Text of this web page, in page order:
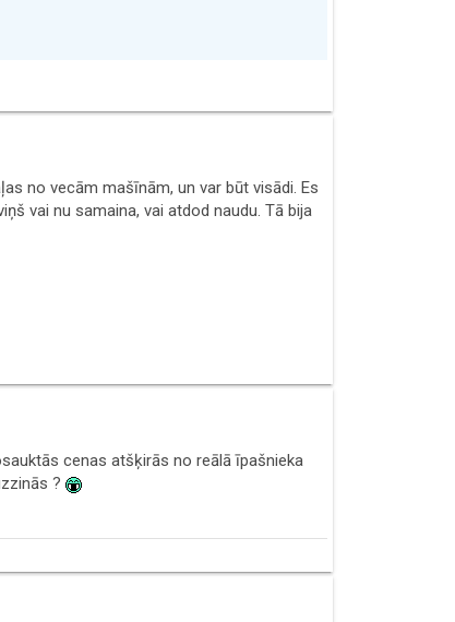
no vecām mašīnām, un var būt visādi. Es
vai nu samaina, vai atdod naudu. Tā bija
cenas atšķirās no reālā īpašnieka
?